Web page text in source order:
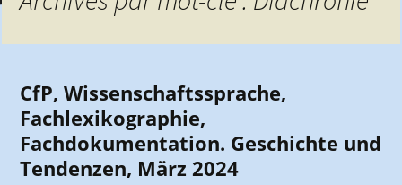
CfP, Wissenschaftssprache,
Fachlexikographie,
Fachdokumentation. Geschichte und
Tendenzen, März 2024